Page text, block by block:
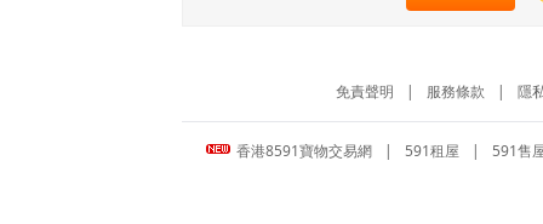
免責聲明 | 服務條款 | 隱
香港8591寶物交易網 | 591租屋 | 591售